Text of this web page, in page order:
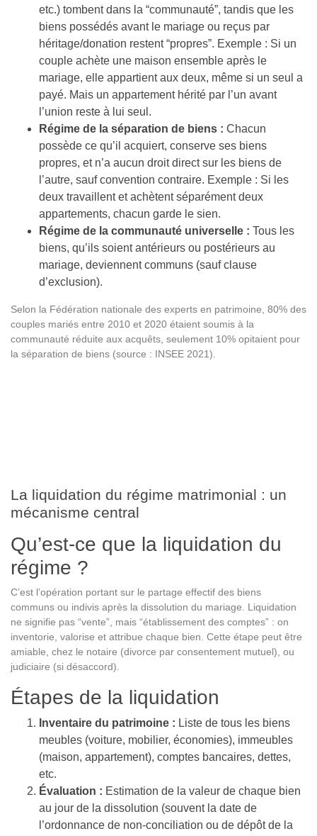
etc.) tombent dans la “communauté”, tandis que les
biens possédés avant le mariage ou reçus par
héritage/donation restent “propres”. Exemple : Si un
couple achète une maison ensemble après le
mariage, elle appartient aux deux, même si un seul a
payé. Mais un appartement hérité par l’un avant
l’union reste à lui seul.
Régime de la séparation de biens : Chacun
possède ce qu’il acquiert, conserve ses biens
propres, et n’a aucun droit direct sur les biens de
l’autre, sauf convention contraire. Exemple : Si les
deux travaillent et achètent séparément deux
appartements, chacun garde le sien.
Régime de la communauté universelle : Tous les
biens, qu’ils soient antérieurs ou postérieurs au
mariage, deviennent communs (sauf clause
d’exclusion).
Selon la Fédération nationale des experts en patrimoine, 80% des
couples mariés entre 2010 et 2020 étaient soumis à la
communauté réduite aux acquêts, seulement 10% opitaient pour
la séparation de biens (source : INSEE 2021).
La liquidation du régime matrimonial : un
mécanisme central
Qu’est-ce que la liquidation du
régime ?
C’est l’opération portant sur le partage effectif des biens
communs ou indivis après la dissolution du mariage. Liquidation
ne signifie pas “vente”, mais “établissement des comptes” : on
inventorie, valorise et attribue chaque bien. Cette étape peut être
amiable, chez le notaire (divorce par consentement mutuel), ou
judiciaire (si désaccord).
Étapes de la liquidation
Inventaire du patrimoine : Liste de tous les biens
meubles (voiture, mobilier, économies), immeubles
(maison, appartement), comptes bancaires, dettes,
etc.
Évaluation : Estimation de la valeur de chaque bien
au jour de la dissolution (souvent la date de
l’ordonnance de non-conciliation ou de dépôt de la